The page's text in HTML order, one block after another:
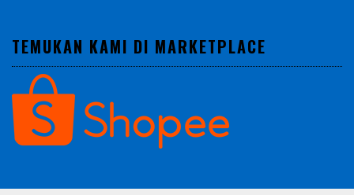
TEMUKAN KAMI DI MARKETPLACE